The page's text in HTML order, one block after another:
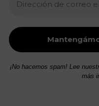
¡No hacemos spam! Lee
más